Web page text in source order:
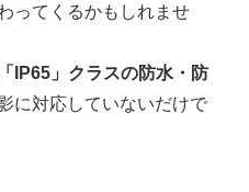
ってくるかもしれませ
IP65」クラスの防水・防
に対応していないだけで